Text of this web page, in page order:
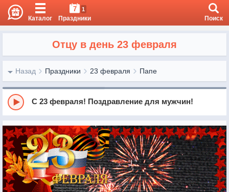
Каталог
7 1
Праздники Поиск
Отцу в день 23 февраля
Назад Праздники 23 февраля Папе
С 23 февраля! Поздравление для мужчин!